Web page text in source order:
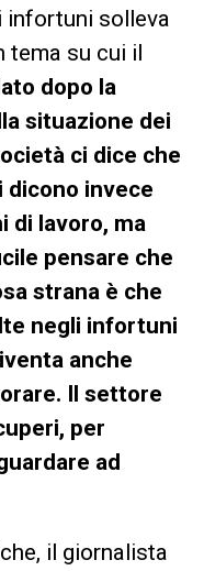
infortuni solleva
tema su cui il
dopo la
situazione dei
ci dice che
dicono invece
di lavoro, ma
pensare che
strana è che
negli infortuni
anche
Il settore
per
ad
il giornalista